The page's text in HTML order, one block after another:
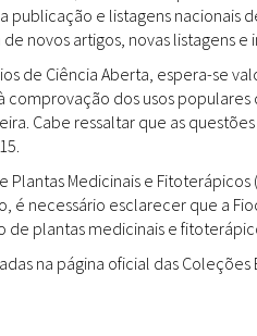
e listagens nacionais
novos artigos, novas listagens
de Ciência Aberta, espera-se
comprovação dos usos
Cabe ressaltar que as
Medicinais e
necessário esclarecer que a
plantas medicinais e
na página oficial das Coleções